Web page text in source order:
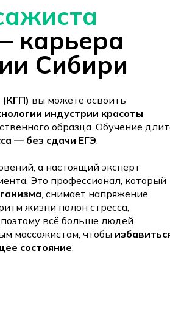
вы можете освоить
индустрии красоты
образца. Обучение
— без сдачи ЕГЭ.
а настоящий эксперт
Это профессионал, который
, снимает напряжение
жизни полон стресса,
всё больше людей
массажистам, чтобы
состояние.
карьера
Сибири